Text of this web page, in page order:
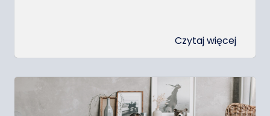
Czytaj więcej